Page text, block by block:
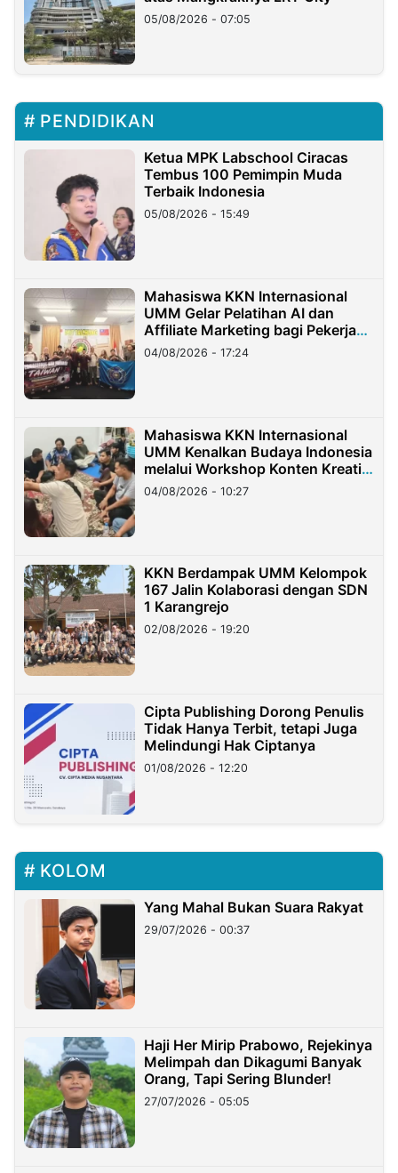
05/08/2026 - 07:05
PENDIDIKAN
Ketua MPK Labschool Ciracas
Tembus 100 Pemimpin Muda
Terbaik Indonesia
05/08/2026 - 15:49
Mahasiswa KKN Internasional
UMM Gelar Pelatihan AI dan
Affiliate Marketing bagi Pekerja
Migran Indonesia di Taiwan
04/08/2026 - 17:24
Mahasiswa KKN Internasional
UMM Kenalkan Budaya Indonesia
melalui Workshop Konten Kreatif
di Taiwan
04/08/2026 - 10:27
KKN Berdampak UMM Kelompok
167 Jalin Kolaborasi dengan SDN
1 Karangrejo
02/08/2026 - 19:20
Cipta Publishing Dorong Penulis
Tidak Hanya Terbit, tetapi Juga
Melindungi Hak Ciptanya
01/08/2026 - 12:20
KOLOM
Yang Mahal Bukan Suara Rakyat
29/07/2026 - 00:37
Haji Her Mirip Prabowo, Rejekinya
Melimpah dan Dikagumi Banyak
Orang, Tapi Sering Blunder!
27/07/2026 - 05:05